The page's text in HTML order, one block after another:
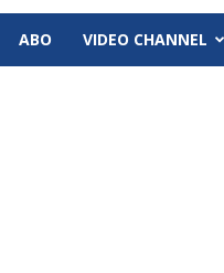
ABO VIDEO CHANNEL